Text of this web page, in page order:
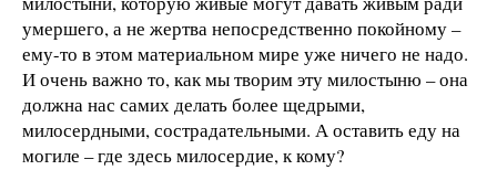
умершего, а не жертва непосредственно покойному –
ему-то в этом материальном мире уже ничего не надо.
И очень важно то, как мы творим эту милостыню – она
должна нас самих делать более щедрыми,
милосердными, сострадательными. А оставить еду на
могиле – где здесь милосердие, к кому?